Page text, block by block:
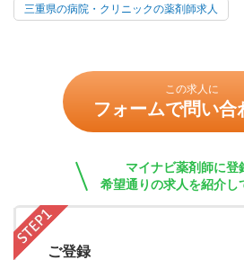
三重県の病院・クリニックの薬剤師求人
この求人に
フォームで問い合
マイナビ薬剤師に登
希望通りの求人を紹介し
ご登録